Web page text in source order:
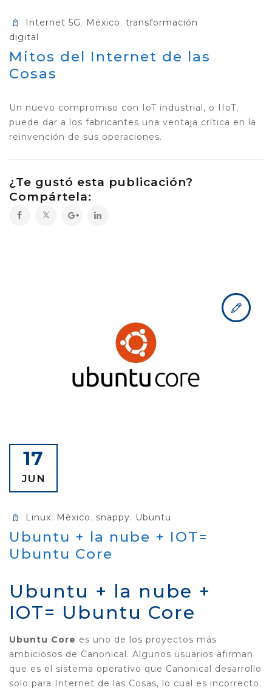
Internet 5G, México, transformación
digital
Mitos del Internet de las
Cosas
Un nuevo compromiso con IoT industrial, o IIoT,
puede dar a los fabricantes una ventaja crítica en la
reinvención de sus operaciones.
¿Te gustó esta publicación?
Compártela:
17
JUN
Linux, México, snappy, Ubuntu
Ubuntu + la nube + IOT=
Ubuntu Core
Ubuntu + la nube +
IOT= Ubuntu Core
Ubuntu Core es uno de los proyectos más
ambiciosos de Canonical. Algunos usuarios afirman
que es el sistema operativo que Canonical desarrollo
solo para Internet de las Cosas, lo cual es incorrecto.